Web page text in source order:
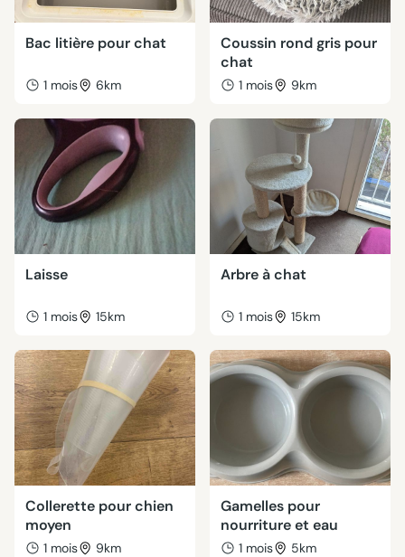
Bac litière pour chat
1 mois 6km
Coussin rond gris pour
chat
1 mois 9km
Laisse
1 mois 15km
Arbre à chat
1 mois 15km
Collerette pour chien
moyen
1 mois 9km
Gamelles pour
nourriture et eau
1 mois 5km